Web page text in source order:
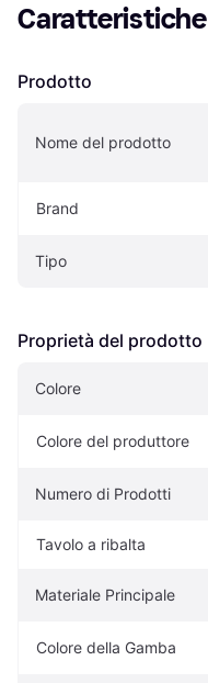
Caratteristiche
Prodotto
Nome del prodotto
Brand
Tipo
Proprietà del prodotto
Colore
Colore del produttore
Numero di Prodotti
Tavolo a ribalta
Materiale Principale
Colore della Gamba